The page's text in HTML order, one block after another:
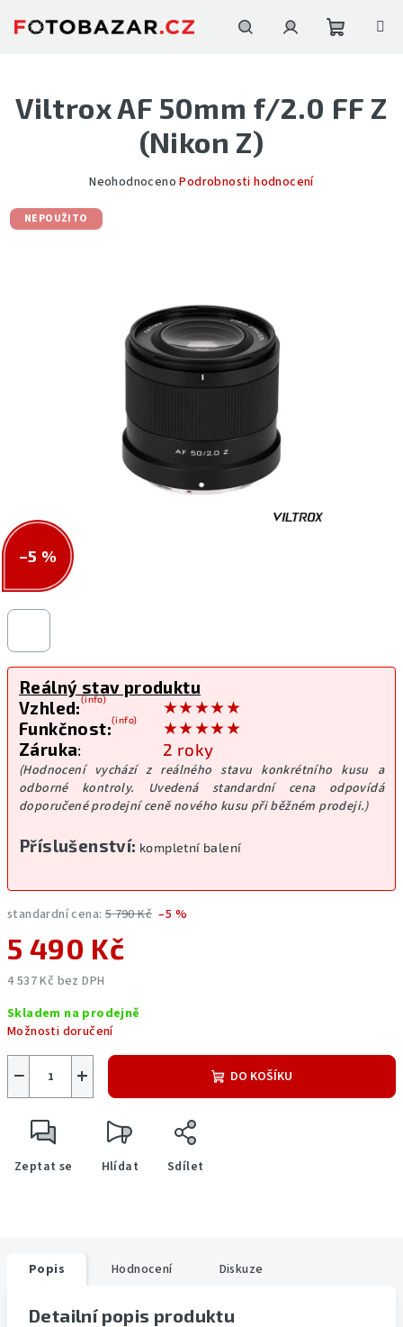
košík
Reálný stav produktu
Vzhled:(info) ★★★★★
Funkčnost:(info) ★★★★★
Záruka: 2 roky
(Hodnocení vychází z reálného stavu konkrétního kusu a
odborné kontroly. Uvedená standardní cena odpovídá
doporučené prodejní ceně nového kusu při běžném prodeji.)
Příslušenství: kompletní balení
standardní cena: 5 790 Kč –5 %
5 490 Kč
4 537 Kč bez DPH
cena:
Skladem na prodejně
Možnosti doručení
+
− DO KOŠÍKU
Zeptat se Hlídat Sdílet
Viltrox AF 50mm f/2.0 FF Z
(Nikon Z)
Průměrné
produktu
je
Neohodnoceno Podrobnosti hodnocení
NEPOUŽITO
–5 %
Popis Hodnocení Diskuze
Detailní popis produktu